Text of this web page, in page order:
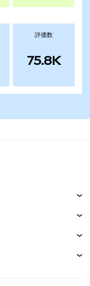
評価数
75.8K